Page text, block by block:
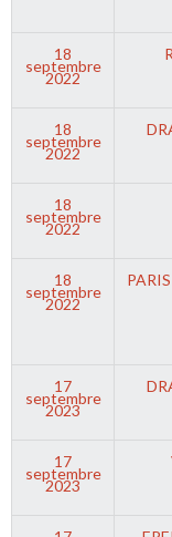
18
septembre
2022
18
septembre
2022
18
septembre
2022
18
septembre
2022
17
septembre
2023
17
septembre
2023